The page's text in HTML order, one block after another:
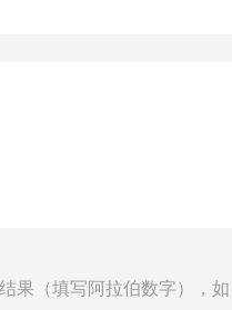
果（填写阿拉伯数字），